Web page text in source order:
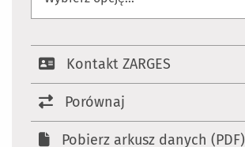
Kontakt ZARGES
Porównaj
Pobierz arkusz danych (PDF)